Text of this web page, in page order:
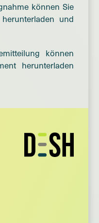
können Sie
und
können
herunterladen